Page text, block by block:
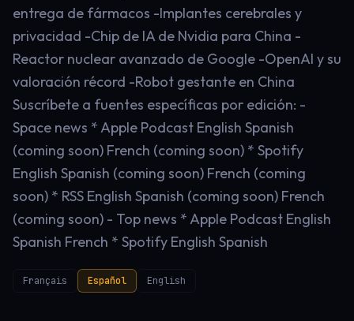
entrega de fármacos -Implantes cerebrales y
privacidad -Chip de IA de Nvidia para China -
Reactor nuclear avanzado de Google -OpenAI y su
valoración récord -Robot gestante en China
Suscríbete a fuentes específicas por edición: -
Space news * Apple Podcast English Spanish
(coming soon) French (coming soon) * Spotify
English Spanish (coming soon) French (coming
soon) * RSS English Spanish (coming soon) French
(coming soon) - Top news * Apple Podcast English
Spanish French * Spotify English Spanish
Français Español English